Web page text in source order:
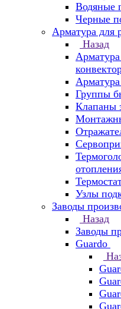
Водяные
Черные
Арматура для
Назад
Группы
Клапаны
Узлы
Заводы
Назад
Заводы
Guardo